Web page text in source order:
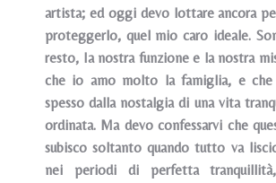
artista; ed oggi devo lottare ancora
proteggerlo, quel mio caro ideale.
resto, Ia nostra funzione e la nostra
che io amo molto la famiglia, e che
spesso dalla nostalgia di una vita
ordinata. Ma devo confessarvi che
subisco soltanto quando tutto va
nei periodi di perfetta